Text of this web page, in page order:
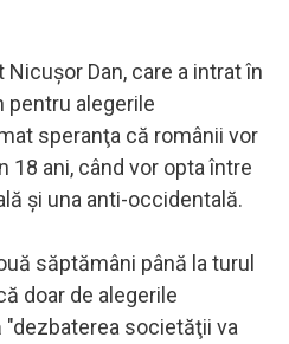
Dan, care a intrat în
pentru alegerile
speranţa că românii vor
18 ani, când vor opta între
şi una anti-occidentală.
săptămâni până la turul
doar de alegerile
societăţii va